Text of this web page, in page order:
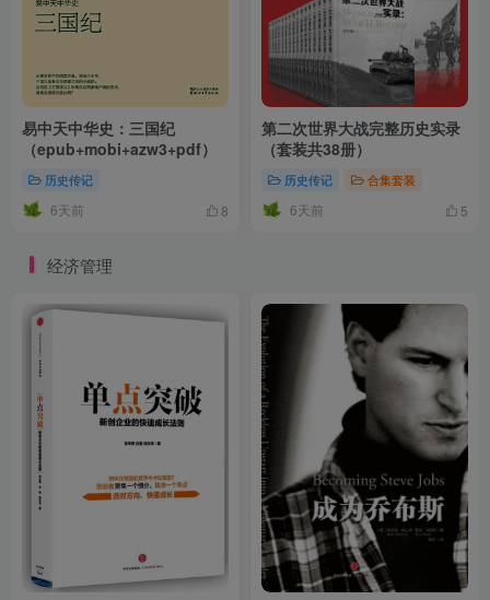
易中天中华史：三国纪
（epub+mobi+azw3+pdf）
历史传记
6天前 8
第二次世界大战完整历史实录
（套装共38册）
历史传记 合集套装
6天前 5
经济管理